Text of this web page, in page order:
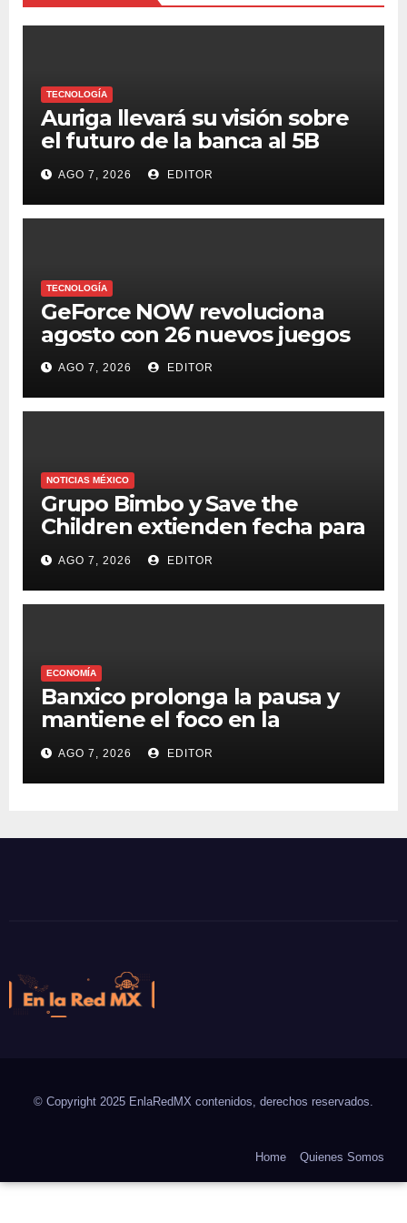
TECNOLOGÍA
Auriga llevará su visión sobre
el futuro de la banca al 5B
Digital Summit 2026
AGO 7, 2026 EDITOR
TECNOLOGÍA
GeForce NOW revoluciona
agosto con 26 nuevos juegos
AGO 7, 2026 EDITOR
NOTICIAS MÉXICO
Grupo Bimbo y Save the
Children extienden fecha para
apoyar a damnificados de
Venezuela
AGO 7, 2026 EDITOR
ECONOMÍA
Banxico prolonga la pausa y
mantiene el foco en la
inflación
AGO 7, 2026 EDITOR
© Copyright 2025 EnlaRedMX contenidos, derechos reservados.
Home Quienes Somos